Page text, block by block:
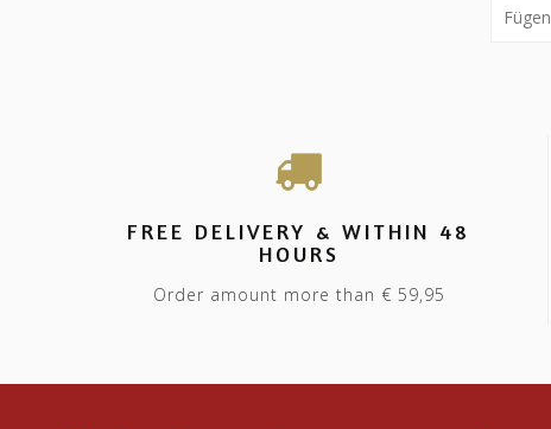
FREE DELIVERY & WITHIN 48
HOURS
Order amount more than € 59,95